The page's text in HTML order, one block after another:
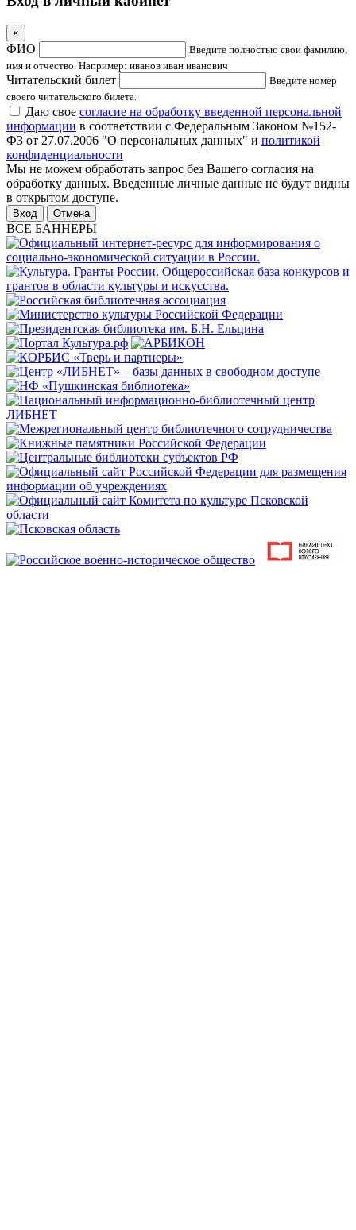
×
ФИО
Введите полностью свои фамилию,
имя и отчество. Например: иванов иван иванович
Читательский билет
Введите номер
своего читательского билета.
Даю свое согласие на обработку введенной персональной
информации в соответствии с Федеральным Законом №152-
ФЗ от 27.07.2006 "О персональных данных" и политикой
конфиденциальности
Мы не можем обработать запрос без Вашего согласия на
обработку данных. Введенные личные данные не будут видны
в открытом доступе.
Отмена
ВСЕ БАННЕРЫ